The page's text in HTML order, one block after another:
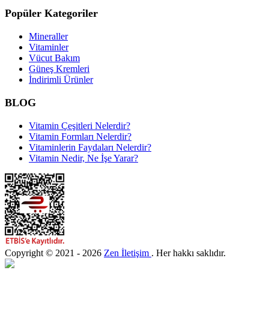
Popüler Kategoriler
Mineraller
Vitaminler
Vücut Bakım
Güneş Kremleri
İndirimli Ürünler
BLOG
Vitamin Çeşitleri Nelerdir?
Vitamin Formları Nelerdir?
Vitaminlerin Faydaları Nelerdir?
Vitamin Nedir, Ne İşe Yarar?
Copyright © 2021 - 2026 Zen İletişim . Her hakkı saklıdır.